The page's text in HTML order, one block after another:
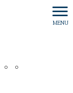
MENU
。